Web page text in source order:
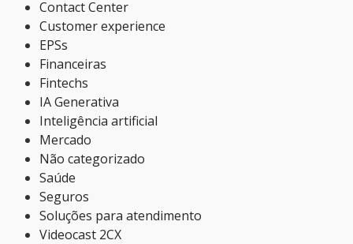
Contact Center
Customer experience
EPSs
Financeiras
Fintechs
IA Generativa
Inteligência artificial
Mercado
Não categorizado
Saúde
Seguros
Soluções para atendimento
Videocast 2CX